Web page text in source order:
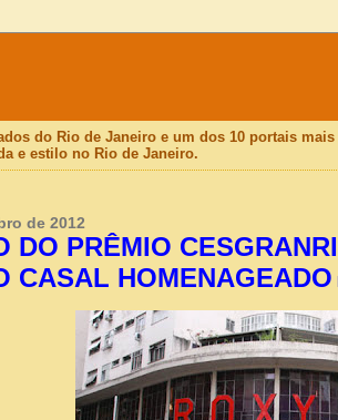
do Rio de Janeiro e um dos 10 portais
e estilo no Rio de Janeiro.
de 2012
DO PRÊMIO
CASAL HOMENAGEADO